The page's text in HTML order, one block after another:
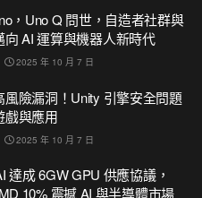
，Uno Q 問世，自造者社群與
向 AI 運算與機器人新時代
2025 年 10 月 7 日
險漏洞！Unity 引擎安全問題
戲與應用
2025 年 10 月 7 日
達成 6GW GPU 供應協議，
10% 震撼 AI 與半導體市場